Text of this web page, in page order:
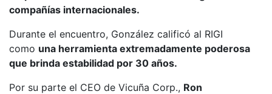
compañías internacionales.
Durante el encuentro, González calificó al RIGI
como una herramienta extremadamente poderosa
que brinda estabilidad por 30 años.
Por su parte el CEO de Vicuña Corp., Ron